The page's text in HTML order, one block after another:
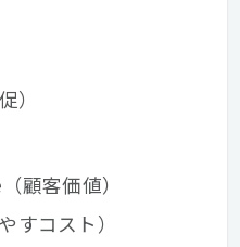
顧客価値）
すコスト）